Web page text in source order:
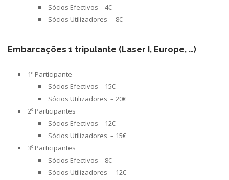
Sócios Efectivos – 4€
Sócios Utilizadores – 8€
Embarcações 1 tripulante (Laser I, Europe, …)
1º Participante
Sócios Efectivos – 15€
Sócios Utilizadores – 20€
2º Participantes
Sócios Efectivos – 12€
Sócios Utilizadores – 15€
3º Participantes
Sócios Efectivos – 8€
Sócios Utilizadores – 12€